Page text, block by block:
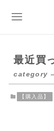
最近買
category –
【購入品】